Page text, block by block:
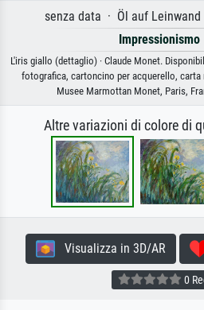
senza data · Öl auf
Impressionismo
L'iris giallo (dettaglio) · Claude Monet.
fotografica, cartoncino per acquerello, carta
Musee Marmottan Monet, Paris,
Altre variazioni di colore di
Visualizza in 3D/AR
0